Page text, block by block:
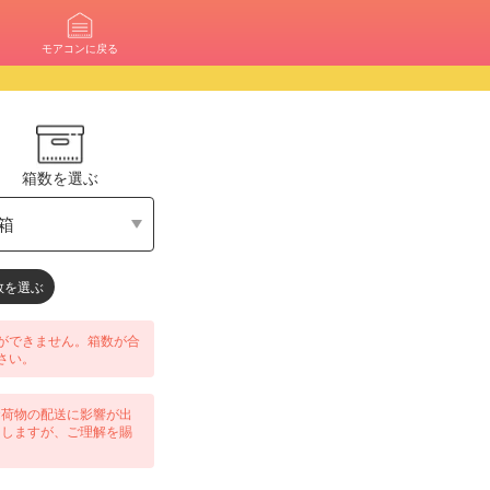
モアコンに戻る
箱数を選ぶ
選ぶ
できません。箱数が合
。
物の配送に影響が出
ますが、ご理解を賜